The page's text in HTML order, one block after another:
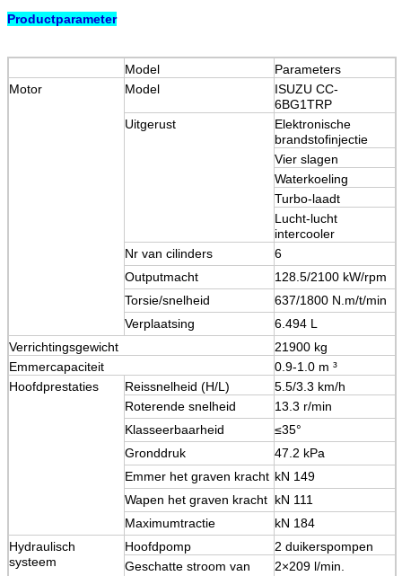
Productparameter
Model
Parameters
Motor
Model
ISUZU CC-
6BG1TRP
Uitgerust
Elektronische
brandstofinjectie
Vier slagen
Waterkoeling
Turbo-laadt
Lucht-lucht
intercooler
Nr van cilinders
6
Outputmacht
128.5/2100 kW/rpm
Torsie/snelheid
637/1800 N.m/t/min
Verplaatsing
6.494 L
Verrichtingsgewicht
21900 kg
Emmercapaciteit
0.9-1.0 m ³
Hoofdprestaties
Reissnelheid (H/L)
5.5/3.3 km/h
Roterende snelheid
13.3 r/min
Klasseerbaarheid
≤35°
Gronddruk
47.2 kPa
Emmer het graven kracht kN 149
Wapen het graven kracht kN 111
Maximumtractie
kN 184
Hydraulisch
systeem
Hoofdpomp
2 duikerspompen
Geschatte stroom van
2×209 l/min.